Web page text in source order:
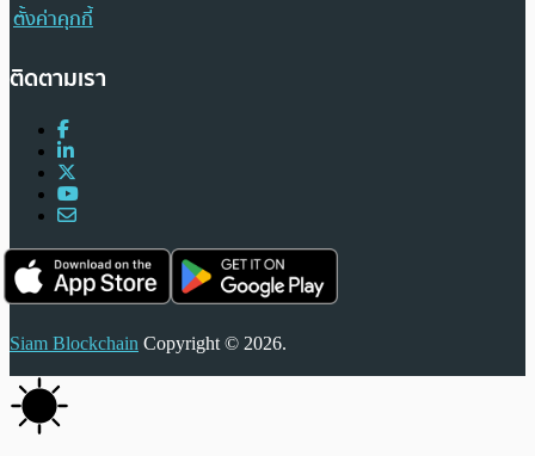
ตั้งค่าคุกกี้
ติดตามเรา
Siam Blockchain Copyright © 2026.